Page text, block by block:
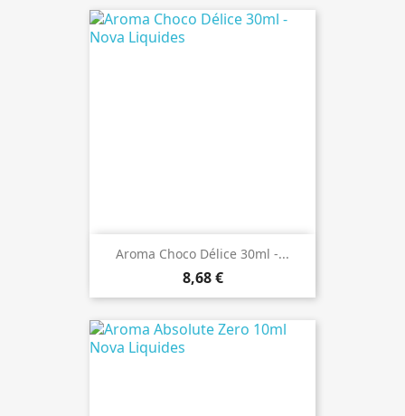
Aroma Choco Délice 30ml -...
8,68 €